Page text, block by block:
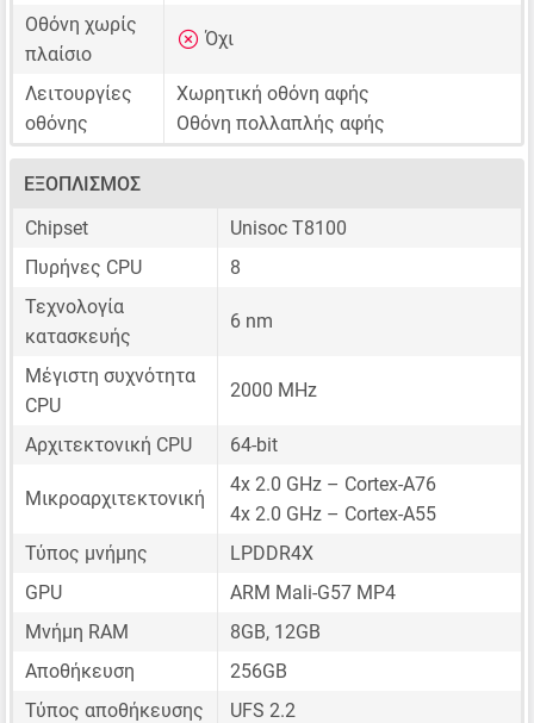
Οθόνη χωρίς
πλαίσιο
Όχι
Λειτουργίες
οθόνης
Χωρητική οθόνη αφής
Οθόνη πολλαπλής αφής
ΕΞΟΠΛΙΣΜΌΣ
Chipset
Unisoc T8100
Πυρήνες CPU
8
Τεχνολογία
κατασκευής
6 nm
Μέγιστη συχνότητα
CPU
2000 MHz
Αρχιτεκτονική CPU 64-bit
Μικροαρχιτεκτονική
4x 2.0 GHz – Cortex-A76
4x 2.0 GHz – Cortex-A55
Τύπος μνήμης
LPDDR4X
GPU
ARM Mali-G57 MP4
Μνήμη RAM
8GB, 12GB
Αποθήκευση
256GB
Τύπος αποθήκευσης
UFS 2.2